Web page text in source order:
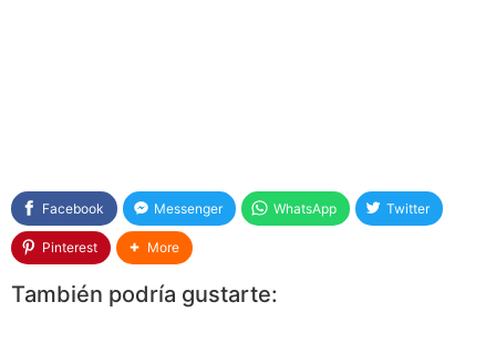
Facebook Messenger WhatsApp Twitter
Pinterest More
También podría gustarte: